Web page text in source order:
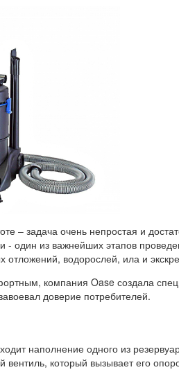
– задача очень непростая и
один из важнейших этапов
водорослей, ила и
компания Oase создала
доверие потребителей.
наполнение одного из
который вызывает его